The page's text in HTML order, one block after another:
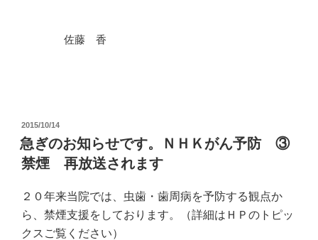
佐藤 香
投
稿
日:
2015/10/14
急ぎのお知らせです。ＮＨＫがん予防 ③
禁煙 再放送されます
２０年来当院では、虫歯・歯周病を予防する観点か
ら、禁煙支援をしております。（詳細はＨＰのトピッ
クスご覧ください）